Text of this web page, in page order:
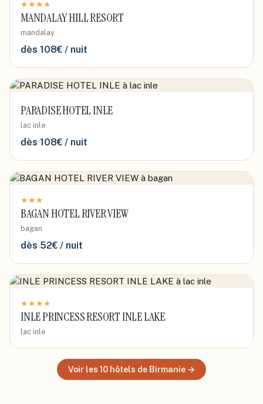
★ ★ ★ ★
MANDALAY HILL RESORT
mandalay
dès 108€ / nuit
PARADISE HOTEL INLE
lac inle
dès 108€ / nuit
★ ★ ★
BAGAN HOTEL RIVER VIEW
bagan
dès 52€ / nuit
★ ★ ★ ★
INLE PRINCESS RESORT INLE LAKE
lac inle
Voir les 10 hôtels de Birmanie →